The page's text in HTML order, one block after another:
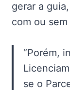
gerar a
com ou
“Porém,
se o